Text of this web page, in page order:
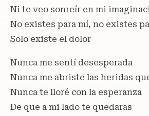
Ni te veo sonreír en mi
No existes para mí, no existes
Solo existe el dolor
Nunca me sentí desesperada
Nunca me abriste las heridas
Nunca te lloré con la esperanza
De que a mi lado te quedaras